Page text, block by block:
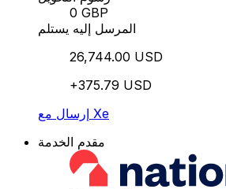
0 GBP
المرسل إليه يستلم
26,744.00 USD
+375.79 USD
إرسال مع Xe
مقدم الخدمة